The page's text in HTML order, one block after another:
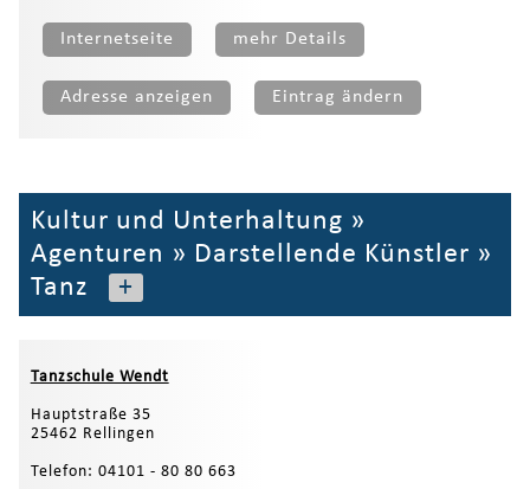
Internetseite mehr Details
Adresse anzeigen Eintrag ändern
Kultur und Unterhaltung »
Agenturen » Darstellende Künstler »
Tanz
+
Tanzschule Wendt
Hauptstraße 35
25462 Rellingen
Telefon: 04101 - 80 80 663